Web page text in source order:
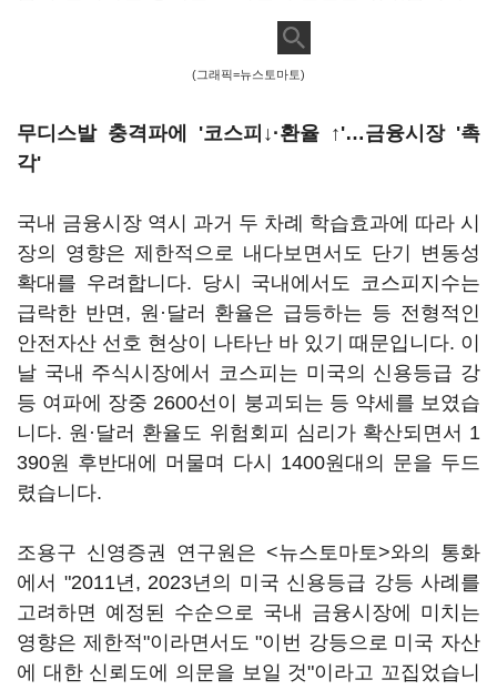
(그래픽=뉴스토마토)
무디스발 충격파에 '코스피↓·환율 ↑'…금융시장'촉
각'
국내 금융시장 역시 과거 두 차례 학습효과에 따라 시
장의 영향은 제한적으로 내다보면서도 단기 변동성
확대를 우려합니다. 당시 국내에서도 코스피지수는
급락한 반면, 원·달러 환율은 급등하는 등 전형적인
안전자산 선호 현상이 나타난 바 있기 때문입니다. 이
날 국내 주식시장에서 코스피는 미국의 신용등급 강
등 여파에 장중 2600선이 붕괴되는 등 약세를 보였습
니다. 원·달러 환율도 위험회피 심리가 확산되면서 1
390원 후반대에 머물며 다시 1400원대의 문을 두드
렸습니다.
조용구 신영증권 연구원은 <뉴스토마토>와의 통화
에서 "2011년, 2023년의 미국 신용등급 강등 사례를
고려하면 예정된 수순으로 국내 금융시장에 미치는
영향은 제한적"이라면서도 "이번 강등으로 미국 자산
에 대한 신뢰도에 의문을 보일 것"이라고 꼬집었습니